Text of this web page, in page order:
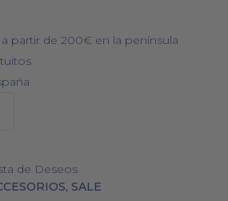
actual
a partir de 200€ en la península
de Deseos
, SALE